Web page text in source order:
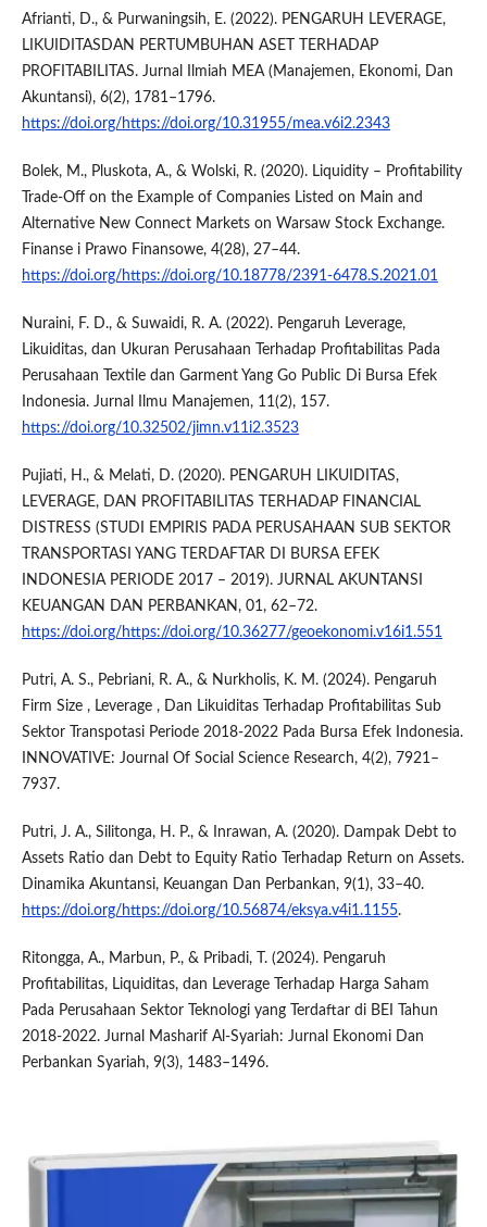
Afrianti, D., & Purwaningsih, E. (2022). PENGARUH LEVERAGE,
LIKUIDITASDAN PERTUMBUHAN ASET TERHADAP
PROFITABILITAS. Jurnal Ilmiah MEA (Manajemen, Ekonomi, Dan
Akuntansi), 6(2), 1781–1796.
https://doi.org/https://doi.org/10.31955/mea.v6i2.2343
Bolek, M., Pluskota, A., & Wolski, R. (2020). Liquidity – Profitability
Trade-Off on the Example of Companies Listed on Main and
Alternative New Connect Markets on Warsaw Stock Exchange.
Finanse i Prawo Finansowe, 4(28), 27–44.
https://doi.org/https://doi.org/10.18778/2391-6478.S.2021.01
Nuraini, F. D., & Suwaidi, R. A. (2022). Pengaruh Leverage,
Likuiditas, dan Ukuran Perusahaan Terhadap Profitabilitas Pada
Perusahaan Textile dan Garment Yang Go Public Di Bursa Efek
Indonesia. Jurnal Ilmu Manajemen, 11(2), 157.
https://doi.org/10.32502/jimn.v11i2.3523
Pujiati, H., & Melati, D. (2020). PENGARUH LIKUIDITAS,
LEVERAGE, DAN PROFITABILITAS TERHADAP FINANCIAL
DISTRESS (STUDI EMPIRIS PADA PERUSAHAAN SUB SEKTOR
TRANSPORTASI YANG TERDAFTAR DI BURSA EFEK
INDONESIA PERIODE 2017 – 2019). JURNAL AKUNTANSI
KEUANGAN DAN PERBANKAN, 01, 62–72.
https://doi.org/https://doi.org/10.36277/geoekonomi.v16i1.551
Putri, A. S., Pebriani, R. A., & Nurkholis, K. M. (2024). Pengaruh
Firm Size , Leverage , Dan Likuiditas Terhadap Profitabilitas Sub
Sektor Transpotasi Periode 2018-2022 Pada Bursa Efek Indonesia.
INNOVATIVE: Journal Of Social Science Research, 4(2), 7921–
7937.
Putri, J. A., Silitonga, H. P., & Inrawan, A. (2020). Dampak Debt to
Assets Ratio dan Debt to Equity Ratio Terhadap Return on Assets.
Dinamika Akuntansi, Keuangan Dan Perbankan, 9(1), 33–40.
https://doi.org/https://doi.org/10.56874/eksya.v4i1.1155.
Ritongga, A., Marbun, P., & Pribadi, T. (2024). Pengaruh
Profitabilitas, Liquiditas, dan Leverage Terhadap Harga Saham
Pada Perusahaan Sektor Teknologi yang Terdaftar di BEI Tahun
2018-2022. Jurnal Masharif Al-Syariah: Jurnal Ekonomi Dan
Perbankan Syariah, 9(3), 1483–1496.